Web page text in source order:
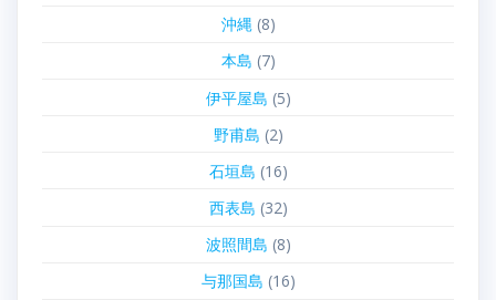
沖縄(8)
本島 (7)
伊平屋島 (5)
野甫島 (2)
石垣島 (16)
西表島 (32)
波照間島 (8)
与那国島 (16)